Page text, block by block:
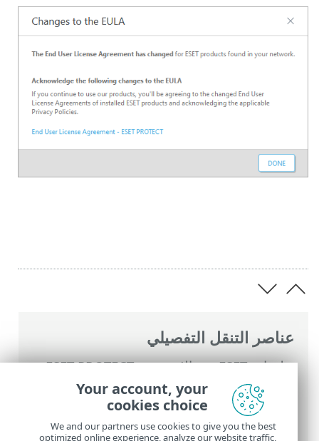
عناصر التنقل التفصيلي
تعليمات ESET عبر الإنترنت >
ESET PROTECT
On-Prem
استخدام ‎ESET PROTECT On-
Prem
>تحديثات تلقائية > التحديثات التلقائية
لمنتجات أمان ESET
Your account, your
cookies choice
We and our partners use cookies to give you the best
optimized online experience, analyze our website traffic,